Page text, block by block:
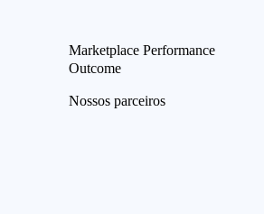
Marketplace Performance
Outcome
Nossos parceiros